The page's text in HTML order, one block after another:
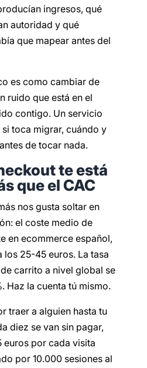
ingresos, qué
autoridad y qué
que mapear antes del
es como cambiar de
ruido que está en el
contigo. Un servicio
toca migrar, cuándo y
de tocar nada.
te está
que el CAC
nos gusta soltar en
el coste medio de
en ecommerce español,
los 25-45 euros. La tasa
carrito a nivel global se
Haz la cuenta tú mismo.
traer a alguien hasta tu
diez se van sin pagar,
euros por cada visita
por 10.000 sesiones al